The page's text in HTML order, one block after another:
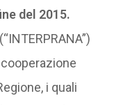
del 2015.
i quali